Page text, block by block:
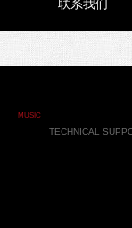
联系我们
MUSIC
TECHNICAL